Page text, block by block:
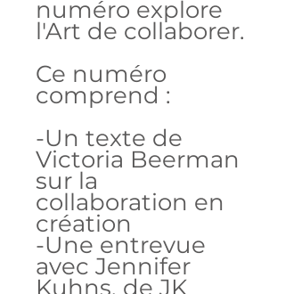
numéro explore
l'Art de collaborer.
Ce numéro
comprend :
-Un texte de
Victoria Beerman
sur la
collaboration en
création
-Une entrevue
avec Jennifer
Kuhns, de JK